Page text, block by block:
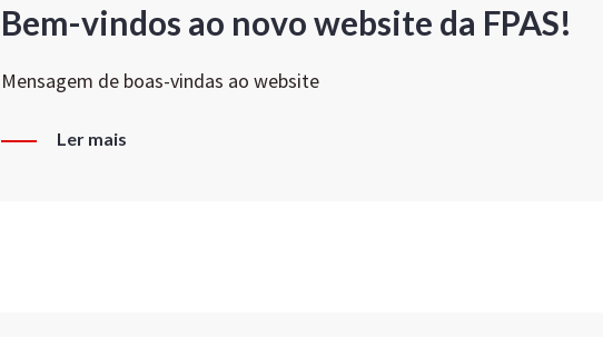
Bem-vindos ao novo website da FPAS!
Mensagem de boas-vindas ao website
Ler mais